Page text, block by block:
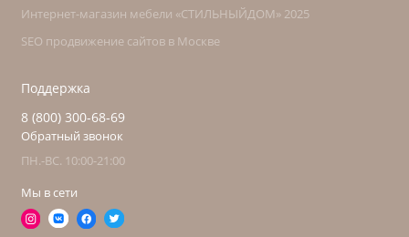
Интернет-магазин мебели «СТИЛЬНЫЙДОМ» 2025
SEO продвижение сайтов в Москве
Поддержка
8 (800) 300-68-69
Обратный звонок
ПН.-ВС. 10:00-21:00
Мы в сети